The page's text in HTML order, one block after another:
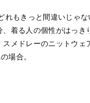
れもきっと間違いじゃな
着る人の個性がはっき
メドレーのニットウェ
場合。